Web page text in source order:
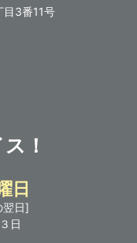
3番11号
！
日
翌日]
日